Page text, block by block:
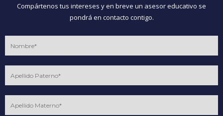
Compártenos tus intereses y en breve un asesor educativo se
pondrá en contacto contigo.